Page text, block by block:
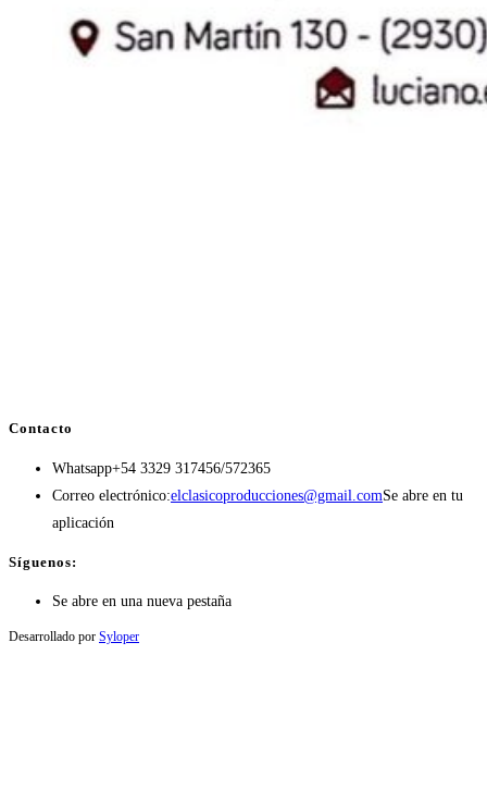
Contacto
Whatsapp+54 3329 317456/572365
Correo electrónico:elclasicoproducciones@gmail.comSe abre en tu
aplicación
Síguenos:
Se abre en una nueva pestaña
Desarrollado por Syloper